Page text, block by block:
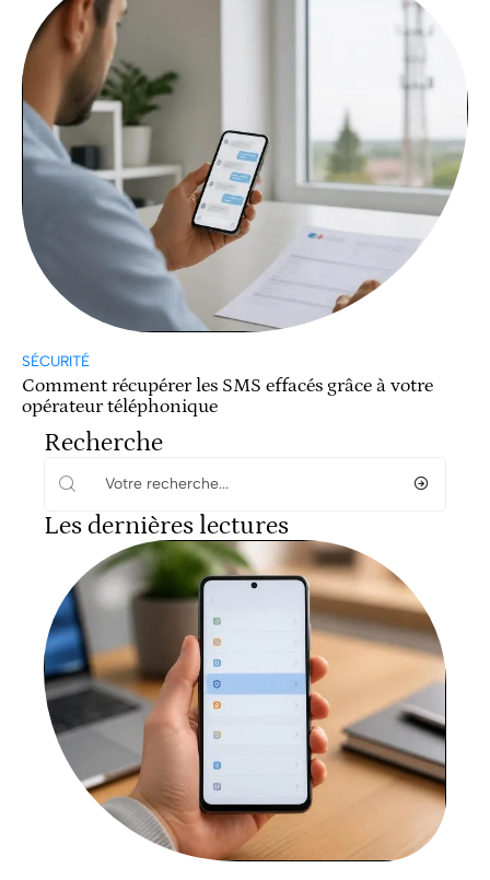
SÉCURITÉ
Comment récupérer les SMS effacés grâce à votre
opérateur téléphonique
Recherche
Les dernières lectures